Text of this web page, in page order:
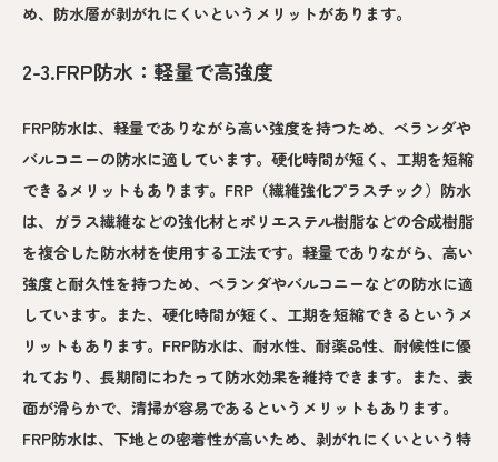
め、防水層が剥がれにくいというメリットがあります。
2-3.FRP防水：軽量で高強度
FRP防水は、軽量でありながら高い強度を持つため、ベランダや
バルコニーの防水に適しています。硬化時間が短く、工期を短縮
できるメリットもあります。FRP（繊維強化プラスチック）防水
は、ガラス繊維などの強化材とポリエステル樹脂などの合成樹脂
を複合した防水材を使用する工法です。軽量でありながら、高い
強度と耐久性を持つため、ベランダやバルコニーなどの防水に適
しています。また、硬化時間が短く、工期を短縮できるというメ
リットもあります。FRP防水は、耐水性、耐薬品性、耐候性に優
れており、長期間にわたって防水効果を維持できます。また、表
面が滑らかで、清掃が容易であるというメリットもあります。
FRP防水は、下地との密着性が高いため、剥がれにくいという特